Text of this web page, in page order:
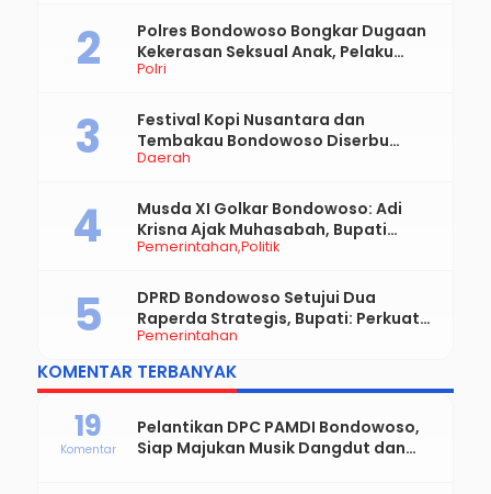
Polri
Polres Bondowoso Bongkar Dugaan
Kekerasan Seksual Anak, Pelaku
Diduga Ayah Kandung
Daerah
Festival Kopi Nusantara dan
Tembakau Bondowoso Diserbu
Pengunjung
Pemerintahan Politik
Musda XI Golkar Bondowoso: Adi
Krisna Ajak Muhasabah, Bupati
Hamid Dorong Sinergi untuk
Pemerintahan
DPRD Bondowoso Setujui Dua
Raperda Strategis, Bupati: Perkuat
Fiskal Daerah dan Demokrasi Desa
KOMENTAR TERBANYAK
Pelantikan DPC PAMDI Bondowoso,
Siap Majukan Musik Dangdut dan
19
Komentar